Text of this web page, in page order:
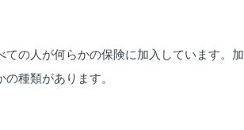
の人が何らかの保険に加入しています。加
種類があります。